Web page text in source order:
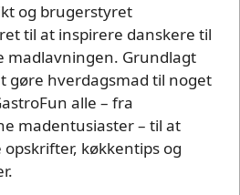
og brugerstyret
til at inspirere danskere til
madlavningen. Grundlagt
gøre hverdagsmad til noget
alle – fra
madentusiaster – til at
køkkentips og